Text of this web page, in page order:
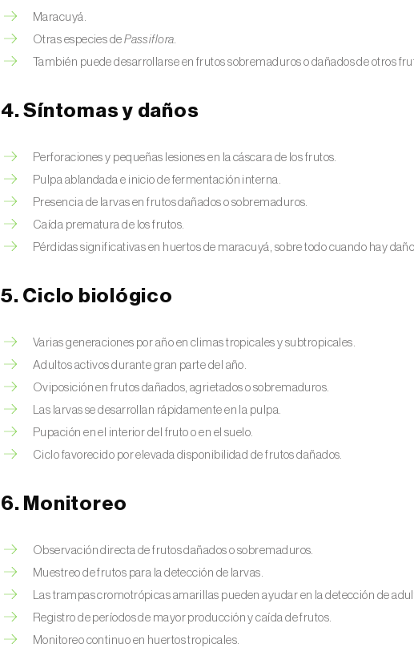
Maracuyá.
Otras especies dePassiflora.
También puede desarrollarse en frutos sobremaduros o dañados de otros
4. Síntomas y daños
Perforaciones y pequeñas lesiones en la cáscara de los frutos.
Pulpa ablandada e inicio de fermentación interna.
Presencia de larvas en frutos dañados o sobremaduros.
Caída prematura de los frutos.
Pérdidas significativas en huertos de maracuyá, sobre todo cuando hay
5. Ciclo biológico
Varias generaciones por año en climas tropicales y subtropicales.
Adultos activos durante gran parte del año.
Oviposición en frutos dañados, agrietados o sobremaduros.
Las larvas se desarrollan rápidamente en la pulpa.
Pupación en el interior del fruto o en el suelo.
Ciclo favorecido por elevada disponibilidad de frutos dañados.
6. Monitoreo
Observación directa de frutos dañados o sobremaduros.
Muestreo de frutos para la detección de larvas.
Las trampas cromotrópicas amarillas pueden ayudar en la detección de
Registro de períodos de mayor producción y caída de frutos.
Monitoreo continuo en huertos tropicales.